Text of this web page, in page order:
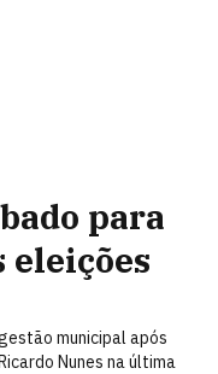
para
eleições
municipal após
Nunes na última